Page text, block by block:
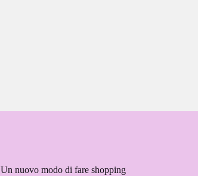
Un nuovo modo di fare shopping